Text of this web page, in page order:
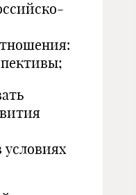
условиях